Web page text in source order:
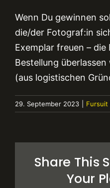
Wenn Du gewinnen
die/der Fotograf:in
Exemplar freuen –
Bestellung
(aus logistischen
29. September 2023 Fursuit
Share This
Your